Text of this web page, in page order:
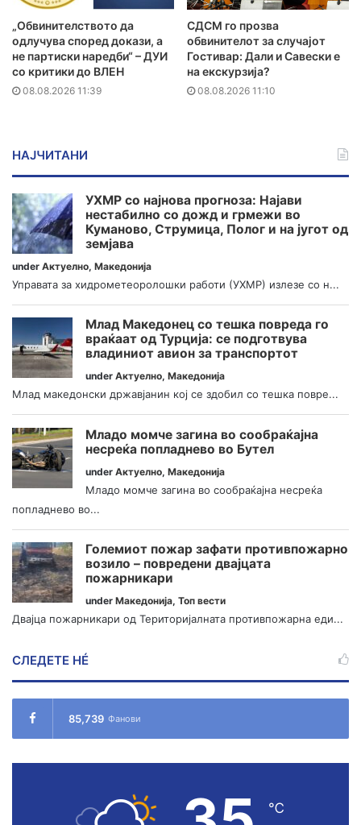
„Обвинителството да
одлучува според докази, а
не партиски наредби“ – ДУИ
со критики до ВЛЕН
08.08.2026 11:39
СДСМ го прозва
обвинителот за случајот
Гостивар: Дали и Савески е
на екскурзија?
08.08.2026 11:10
НАЈЧИТАНИ
УХМР со најнова прогноза: Најави
нестабилно со дожд и грмежи во
Куманово, Струмица, Полог и на југот од
земјава
under Актуелно, Македонија
Управата за хидрометеоролошки работи (УХМР) излезе со н...
Млад Македонец со тешка повреда го
враќаат од Турција: се подготвува
владиниот авион за транспортот
under Актуелно, Македонија
Млад македонски државјанин кој се здобил со тешка повре...
Младо момче загина во сообраќајна
несреќа попладнево во Бутел
under Актуелно, Македонија
Младо момче загина во сообраќајна несреќа
попладнево во...
Големиот пожар зафати противпожарно
возило – повредени двајцата
пожарникари
under Македонија, Топ вести
Двајца пожарникари од Територијалната противпожарна еди...
СЛЕДЕТЕ НÉ
85,739 Фанови
℃